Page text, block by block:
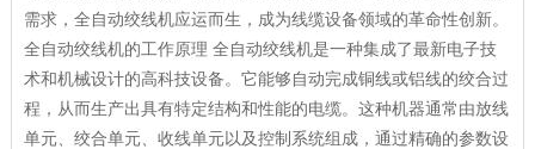
需求，全自动绞线机应运而生，成为线缆设备领域的革命性创新。
全自动绞线机的工作原理 全自动绞线机是一种集成了最新电子技
术和机械设计的高科技设备。它能够自动完成铜线或铝线的绞合过
程，从而生产出具有特定结构和性能的电缆。这种机器通常由放线
单元、绞合单元、收线单元以及控制系统组成，通过精确的参数设